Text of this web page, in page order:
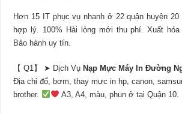
Hơn 15 IT phục vụ nhanh ở 22 quận huyện
hợp lý. 100% Hài lòng mới thu phí. Xuất
Bảo hành uy tín.
【 Q1】 ➤ Dịch VụNạp Mực Máy In Đường
Địa chỉ đổ, bơm, thay mực in hp, canon,
brother.
A3, A4, màu, phun ở tại Quận 10.